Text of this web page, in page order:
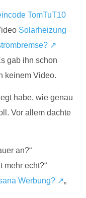
TomTuT10
Solarheizung
↗
gab ihn schon
keinem Video.
habe, wie genau
Vor allem dachte
an?“
mehr echt?“
Werbung? ↗„